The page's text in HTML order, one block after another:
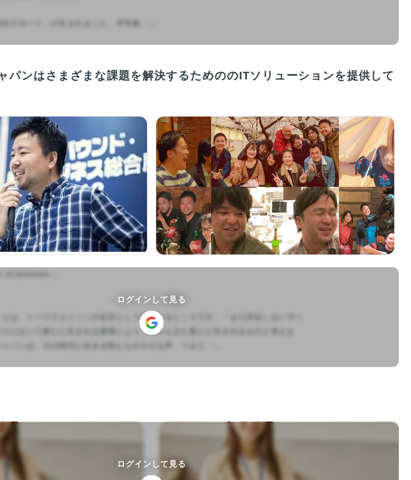
パンはさまざまな課題を解決するためののITソリューションを提供して
of invention.」
とは、トーマスエジソンの名言として知られるところです。「まだ存在しないサー
において新たに生まれる要望により、これもまた新たに生まれるものと考えま
パンは、今の時代に生きる私たちの小さな声、つまり「...
ログインして見る
ログインして見る